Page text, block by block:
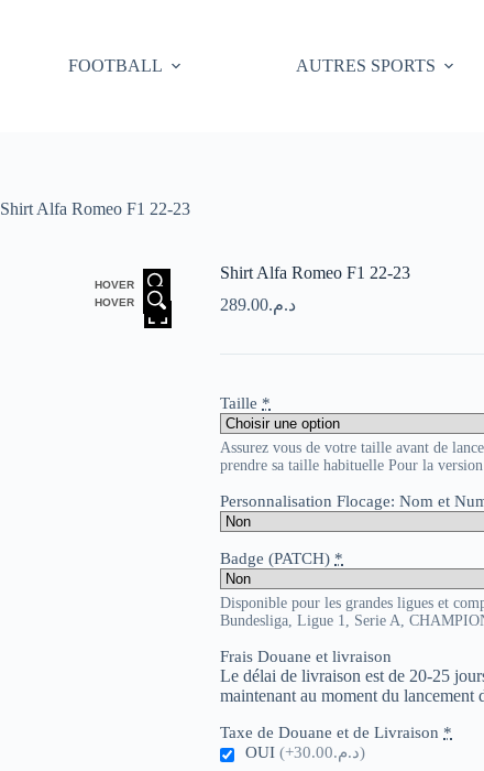
FOOTBALL AUTRES SPORTS
Shirt Alfa Romeo F1 22-23
HOVER
HOVER
Shirt Alfa Romeo F1 22-23
د.م.289.00
Taille *
Assurez vous de votre taille avant de
prendre sa taille habituelle Pour la
Badge (PATCH) *
Disponible pour les grandes ligues et
Bundesliga, Ligue 1, Serie A,
Frais Douane et livraison
Le délai de livraison est de 20-25
maintenant au moment du lancement
Taxe de Douane et de Livraison *
OUI
(+د.م.30.00)